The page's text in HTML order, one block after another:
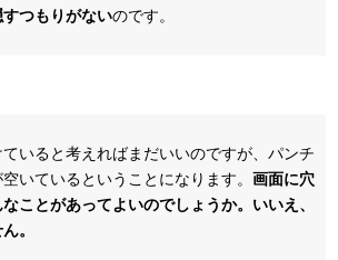
つもりがないのです。
ていると考えればまだいいのですが、パンチ
いているということになります。 画面に穴
ことがあってよいのでしょうか。いいえ、
。